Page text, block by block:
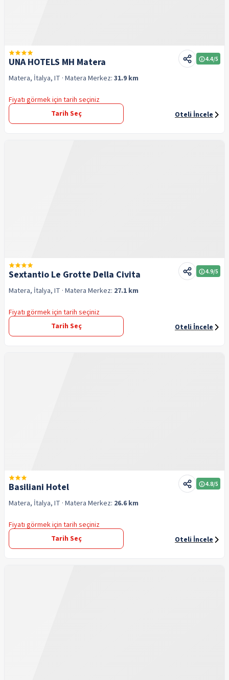
UNA HOTELS MH Matera 4.4/5
Matera, İtalya, IT · Matera Merkez: 31.9 km
Fiyatı görmek için tarih seçiniz
Tarih Seç
Oteli İncele
Sextantio Le Grotte Della Civita 4.9/5
Matera, İtalya, IT · Matera Merkez: 27.1 km
Fiyatı görmek için tarih seçiniz
Tarih Seç
Oteli İncele
Basiliani Hotel 4.8/5
Matera, İtalya, IT · Matera Merkez: 26.6 km
Fiyatı görmek için tarih seçiniz
Tarih Seç
Oteli İncele